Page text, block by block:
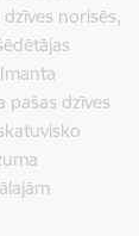
norisēs,
pašas dzīves